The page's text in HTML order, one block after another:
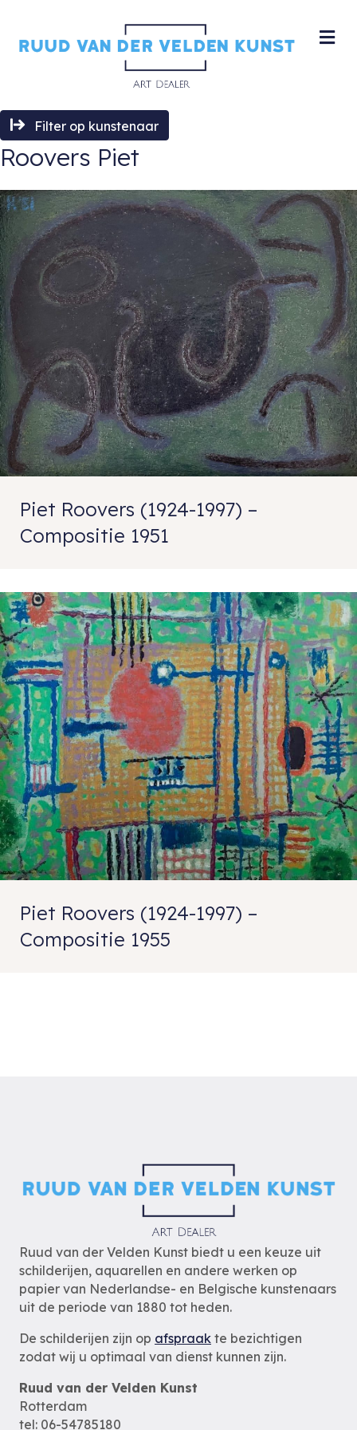
Filter op kunstenaar
Roovers Piet
Piet Roovers (1924-1997) –
Compositie 1951
Piet Roovers (1924-1997) –
Compositie 1955
Ruud van der Velden Kunst biedt u een keuze uit
schilderijen, aquarellen en andere werken op
papier van Nederlandse- en Belgische kunstenaars
uit de periode van 1880 tot heden.
De schilderijen zijn op afspraak te bezichtigen
zodat wij u optimaal van dienst kunnen zijn.
Ruud van der Velden Kunst
Rotterdam
tel: 06-54785180